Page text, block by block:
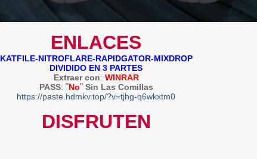
ENLACES
KATFILE-NITROFLARE-RAPIDGATOR-MIXDROP
DIVIDIDO EN 3 PARTES
Extraer con: WINRAR
PASS: ¨No¨ Sin Las Comillas
https://paste.hdmkv.top/?v=tjhg-q6wkxtm0
DISFRUTEN